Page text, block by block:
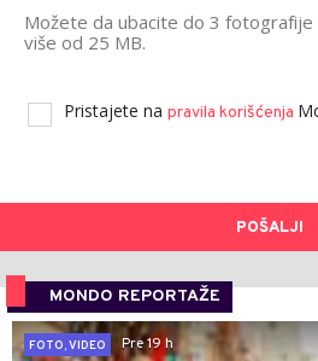
Možete da ubacite do 3 fotografije
više od 25 MB.
Pristajete na pravila korišćenja
POŠALJI
MONDO REPORTAŽE
FOTO, VIDEO
Pre 19 h